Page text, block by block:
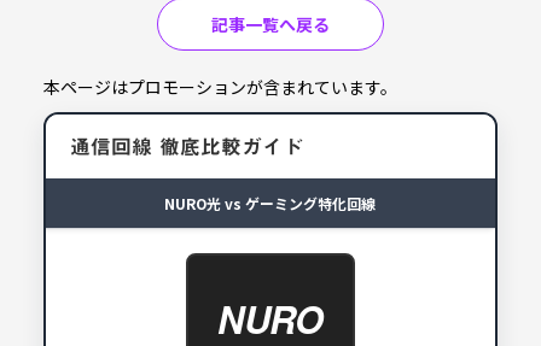
記事一覧へ戻る
本ページはプロモーションが含まれています。
通信回線 徹底比較ガイド
NURO光 vs ゲーミング特化回線
NURO